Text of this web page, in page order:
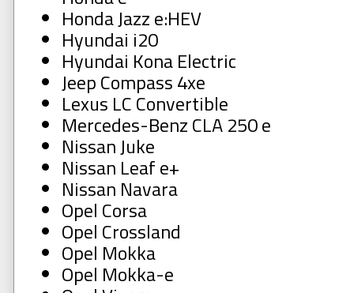
Honda Jazz e:HEV
Hyundai i20
Hyundai Kona Electric
Jeep Compass 4xe
Lexus LC Convertible
Mercedes-Benz CLA 250 e
Nissan Juke
Nissan Leaf e+
Nissan Navara
Opel Corsa
Opel Crossland
Opel Mokka
Opel Mokka-e